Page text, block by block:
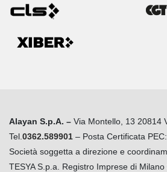
Alayan S.p.A. – Via Montello, 13 20814
Tel. 0362.589901 – Posta Certificata PEC:
Società soggetta a direzione e
TESYA S.p.a. Registro Imprese di Milano